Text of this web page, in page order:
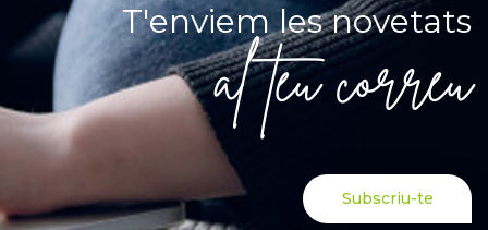
T'enviem les novetats
al teu correu
Subscriu-te